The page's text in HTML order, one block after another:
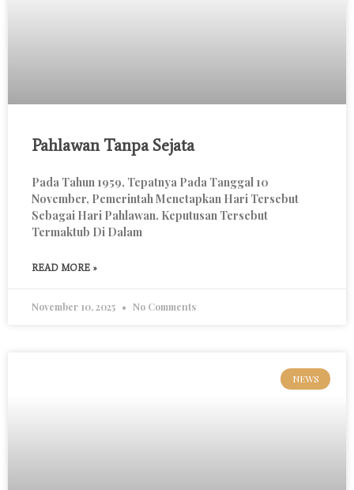
Pahlawan Tanpa Sejata
Pada Tahun 1959, Tepatnya Pada Tanggal 10
November, Pemerintah Menetapkan Hari Tersebut
Sebagai Hari Pahlawan. Keputusan Tersebut
Termaktub Di Dalam
READ MORE »
November 10, 2025 No Comments
NEWS